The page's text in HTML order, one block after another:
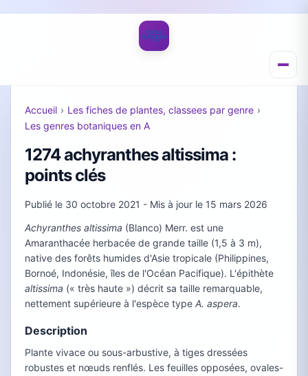
Accueil › Les fiches de plantes, classees par genre ›
Les genres botaniques en A
1274 achyranthes altissima :
points clés
Publié le 30 octobre 2021 - Mis à jour le 15 mars 2026
Achyranthes altissima (Blanco) Merr. est une
Amaranthacée herbacée de grande taille (1,5 à 3 m),
native des forêts humides d'Asie tropicale (Philippines,
Bornoé, Indonésie, îles de l'Océan Pacifique). L'épithète
altissima (« très haute ») décrit sa taille remarquable,
nettement supérieure à l'espèce type A. aspera.
Description
Plante vivace ou sous-arbustive, à tiges dressées
robustes et nœuds renflés. Les feuilles opposées, ovales-